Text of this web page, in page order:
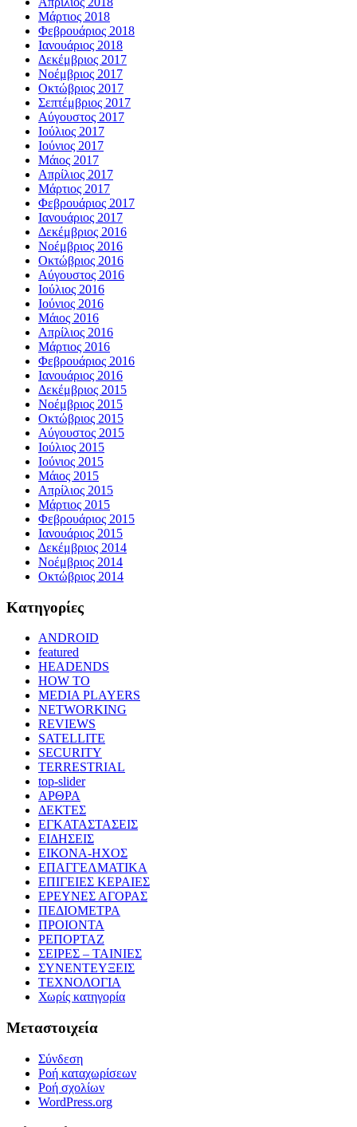
Μάρτιος 2018
Φεβρουάριος 2018
Ιανουάριος 2018
Δεκέμβριος 2017
Νοέμβριος 2017
Οκτώβριος 2017
Σεπτέμβριος 2017
Αύγουστος 2017
Ιούλιος 2017
Ιούνιος 2017
Μάιος 2017
Απρίλιος 2017
Μάρτιος 2017
Φεβρουάριος 2017
Ιανουάριος 2017
Δεκέμβριος 2016
Νοέμβριος 2016
Οκτώβριος 2016
Αύγουστος 2016
Ιούλιος 2016
Ιούνιος 2016
Μάιος 2016
Απρίλιος 2016
Μάρτιος 2016
Φεβρουάριος 2016
Ιανουάριος 2016
Δεκέμβριος 2015
Νοέμβριος 2015
Οκτώβριος 2015
Αύγουστος 2015
Ιούλιος 2015
Ιούνιος 2015
Μάιος 2015
Απρίλιος 2015
Μάρτιος 2015
Φεβρουάριος 2015
Ιανουάριος 2015
Δεκέμβριος 2014
Νοέμβριος 2014
Οκτώβριος 2014
Kατηγορίες
ANDROID
featured
HEADENDS
HOW TO
MEDIA PLAYERS
NETWORKING
REVIEWS
SATELLITE
SECURITY
TERRESTRIAL
top-slider
ΑΡΘΡΑ
ΔΕΚΤΕΣ
ΕΓΚΑΤΑΣΤΑΣΕΙΣ
ΕΙΔΗΣΕΙΣ
ΕΙΚΟΝΑ-ΗΧΟΣ
ΕΠΑΓΓΕΛΜΑΤΙΚΑ
ΕΠΙΓΕΙΕΣ ΚΕΡΑΙΕΣ
ΕΡΕΥΝΕΣ ΑΓΟΡΑΣ
ΠΕΔΙΟΜΕΤΡΑ
ΠΡΟΙΟΝΤΑ
ΡΕΠΟΡΤΑΖ
ΣΕΙΡΕΣ – ΤΑΙΝΙΕΣ
ΣΥΝΕΝΤΕΥΞΕΙΣ
ΤΕΧΝΟΛΟΓΙΑ
Χωρίς κατηγορία
Μεταστοιχεία
Σύνδεση
Ροή καταχωρίσεων
Ροή σχολίων
WordPress.org